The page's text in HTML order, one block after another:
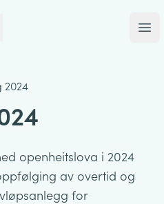
2024
openheitslova i 2024
av overtid og
for